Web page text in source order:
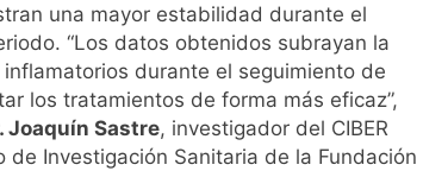
por qué el magnesio es clave para el
nacional sobre la situación de las TCAE en
una mayor estabilidad durante el
“Los datos obtenidos subrayan la
durante el seguimiento de
los tratamientos de forma más eficaz”,
Joaquín Sastre, investigador del CIBER
de Investigación Sanitaria de la Fundación